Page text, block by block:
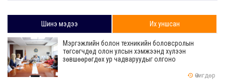
Шинэ мэдээ Их уншсан
Мэргэжлийн болон техникийн боловсролын
төгсөгчдөд олон улсын хэмжээнд хүлээн
зөвшөөрөгдөх ур чадваруудыг олгоно
Өчигдөр